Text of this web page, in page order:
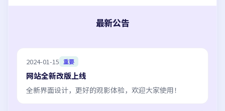
最新公告
2024-01-15 重要
网站全新改版上线
全新界面设计，更好的观影体验，欢迎大家使用！